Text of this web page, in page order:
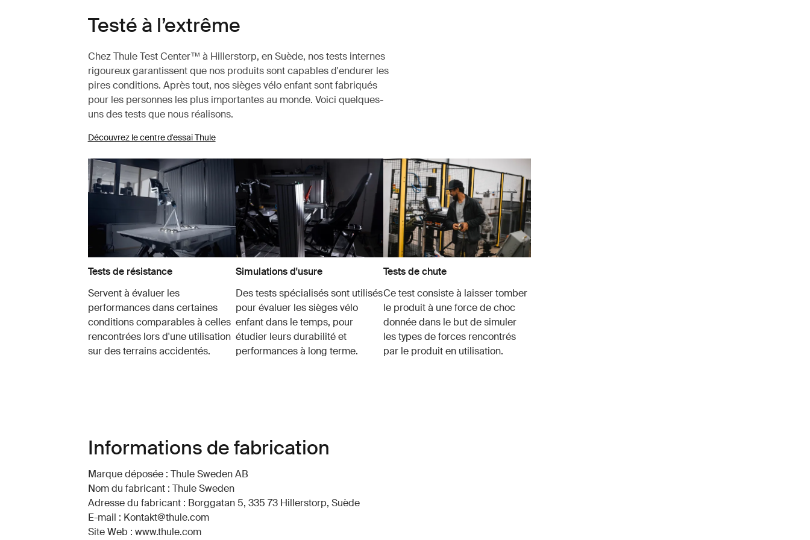
Testé à l’extrême
Chez Thule Test Center™ à Hillerstorp, en Suède, nos tests internes
rigoureux garantissent que nos produits sont capables d'endurer les
pires conditions. Après tout, nos sièges vélo enfant sont fabriqués
pour les personnes les plus importantes au monde. Voici quelques-
uns des tests que nous réalisons.
Découvrez le centre d'essai Thule
Tests de résistance
Servent à évaluer les
performances dans certaines
conditions comparables à celles
rencontrées lors d'une utilisation
sur des terrains accidentés.
Simulations d'usure
Des tests spécialisés sont utilisés
pour évaluer les sièges vélo
enfant dans le temps, pour
étudier leurs durabilité et
performances à long terme.
Tests de chute
Ce test consiste à laisser tomber
le produit à une force de choc
donnée dans le but de simuler
les types de forces rencontrés
par le produit en utilisation.
Informations de fabrication
Marque déposée : Thule Sweden AB
Nom du fabricant : Thule Sweden
Adresse du fabricant : Borggatan 5, 335 73 Hillerstorp, Suède
E-mail : Kontakt@thule.com
Site Web : www.thule.com